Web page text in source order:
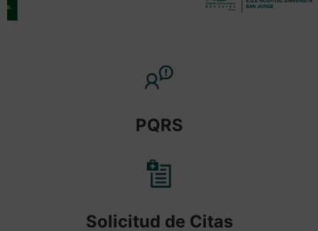
PQRS
Solicitud de Citas